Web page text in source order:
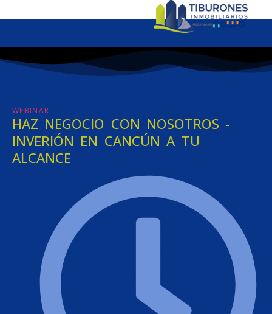
WEBINAR:
HAZ NEGOCIO CON NOSOTROS -
INVERIÓN EN CANCÚN A TU
ALCANCE